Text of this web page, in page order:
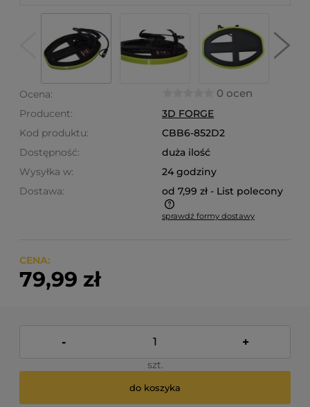
Ocena: 0 ocen
Producent:
3D FORGE
Kod produktu:
CBB6-852D2
Dostępność:
duża ilość
Wysyłka w:
24 godziny
Dostawa:
od 7,99 zł - List polecony
Cena nie zawiera ewentualnych kosztów płatności
sprawdź formy dostawy
CENA:
79,99 zł
- +
szt.
do koszyka